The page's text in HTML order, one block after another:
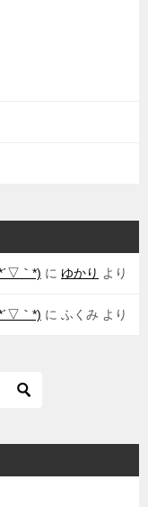
｀*) に ゆかり より
｀*) に ふくみ より